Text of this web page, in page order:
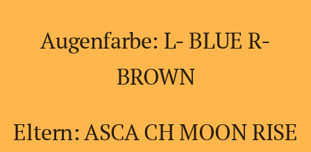
Augenfarbe: L- BLUE R-
BROWN
Eltern: ASCA CH MOON RISE